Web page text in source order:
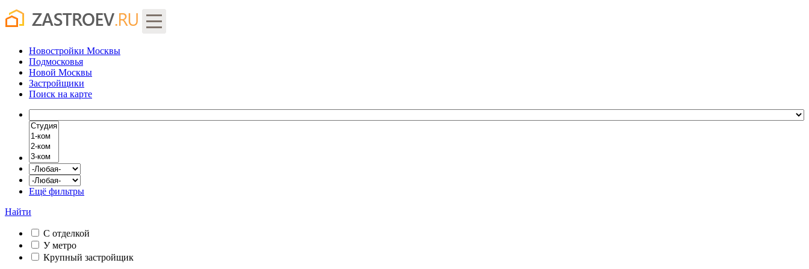
Новостройки Москвы
Подмосковья
Новой Москвы
Застройщики
Поиск на карте
Ещё фильтры
Найти
С отделкой
У метро
Крупный застройщик